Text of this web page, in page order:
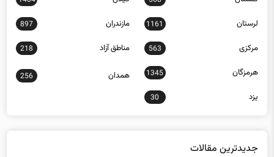
گلستان 568 گیلان 1404
لرستان 1161 مازندران 897
مرکزی 563
218
1345